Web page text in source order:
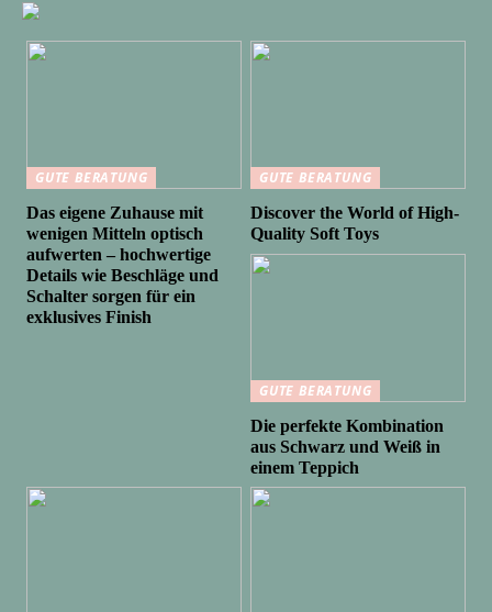
GUTE BERATUNG
Das eigene Zuhause mit
wenigen Mitteln optisch
aufwerten – hochwertige
Details wie Beschläge und
Schalter sorgen für ein
exklusives Finish
GUTE BERATUNG
Discover the World of High-
Quality Soft Toys
GUTE BERATUNG
Die perfekte Kombination
aus Schwarz und Weiß in
einem Teppich